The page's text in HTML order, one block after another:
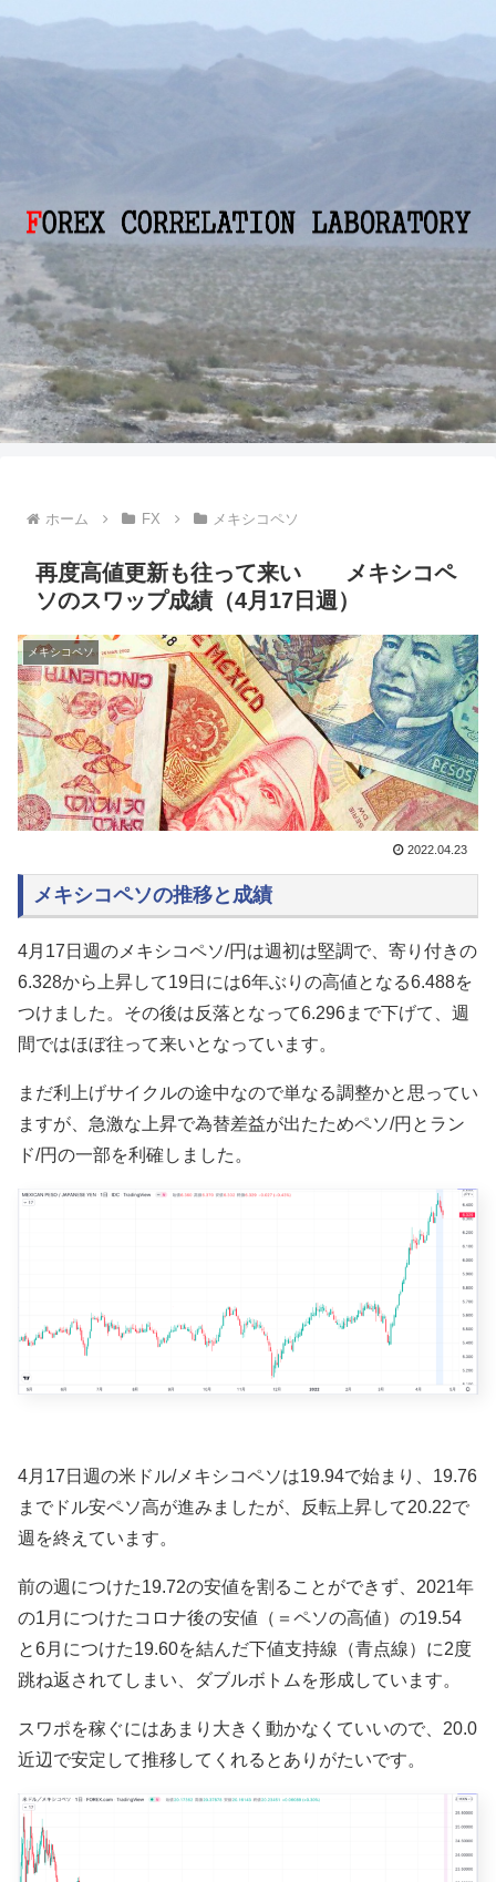
ホーム FX メキシコペソ
再度高値更新も往って来い メキシコペ
ソのスワップ成績（4月17日週）
メキシコペソ
2022.04.23
メキシコペソの推移と成績
4月17日週のメキシコペソ/円は週初は堅調で、寄り付きの
6.328から上昇して19日には6年ぶりの高値となる6.488を
つけました。その後は反落となって6.296まで下げて、週
間ではほぼ往って来いとなっています。
まだ利上げサイクルの途中なので単なる調整かと思ってい
ますが、急激な上昇で為替差益が出たためペソ/円とラン
ド/円の一部を利確しました。
4月17日週の米ドル/メキシコペソは19.94で始まり、19.76
までドル安ペソ高が進みましたが、反転上昇して20.22で
週を終えています。
前の週につけた19.72の安値を割ることができず、2021年
の1月につけたコロナ後の安値（＝ペソの高値）の19.54
と6月につけた19.60を結んだ下値支持線（青点線）に2度
跳ね返されてしまい、ダブルボトムを形成しています。
スワポを稼ぐにはあまり大きく動かなくていいので、20.0
近辺で安定して推移してくれるとありがたいです。